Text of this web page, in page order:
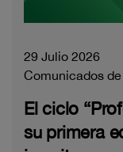
29 Julio 2026
Comunicados
El ciclo
su primera